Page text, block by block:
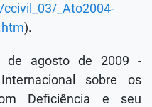
_Ato2004-
).
de agosto de 2009 -
sobre os
Deficiência e seu